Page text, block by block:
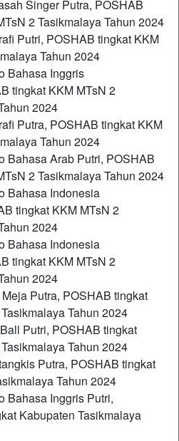
Singer Putra, POSHAB
2 Tasikmalaya Tahun 2024
Putri, POSHAB tingkat KKM
Tahun 2024
Bahasa Inggris
tingkat KKM MTsN 2
2024
Putra, POSHAB tingkat KKM
Tahun 2024
Bahasa Arab Putri, POSHAB
2 Tasikmalaya Tahun 2024
Bahasa Indonesia
tingkat KKM MTsN 2
2024
Bahasa Indonesia
tingkat KKM MTsN 2
2024
Putra, POSHAB tingkat
Tahun 2024
Putri, POSHAB tingkat
Tahun 2024
Putra, POSHAB tingkat
Tahun 2024
Bahasa Inggris Putri,
Kabupaten Tasikmalaya